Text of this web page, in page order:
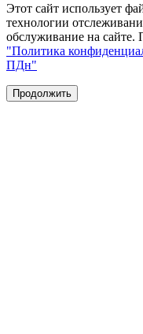
Этот сайт использует
технологии
обслуживание на сайте.
"Политика
ПДн"
Продолжить